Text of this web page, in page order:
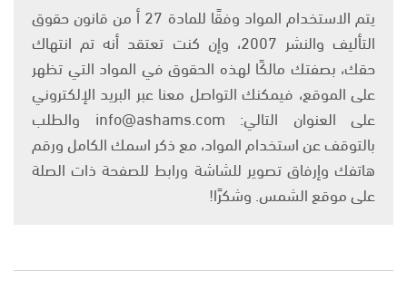
يتم الاستخدام المواد وفقًا للمادة 27 أ من قانون حقوق
التأليف والنشر 2007، وإن كنت تعتقد أنه تم انتهاك
حقك، بصفتك مالكًا لهذه الحقوق في المواد التي تظهر
على الموقع، فيمكنك التواصل معنا عبر البريد الإلكتروني
على العنوان التالي: info@ashams.com والطلب
بالتوقف عن استخدام المواد، مع ذكر اسمك الكامل ورقم
هاتفك وإرفاق تصوير للشاشة ورابط للصفحة ذات الصلة
على موقع الشمس. وشكرًا!